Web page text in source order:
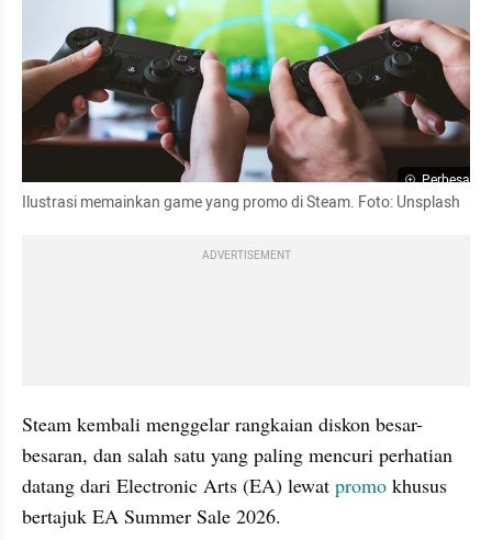
Perbesar
Ilustrasi memainkan game yang promo di Steam. Foto: Unsplash
ADVERTISEMENT
Steam kembali menggelar rangkaian diskon besar-
besaran, dan salah satu yang paling mencuri perhatian
datang dari Electronic Arts (EA) lewat promo khusus
bertajuk EA Summer Sale 2026.